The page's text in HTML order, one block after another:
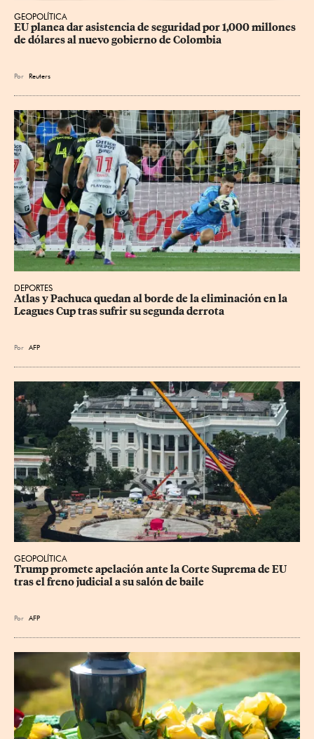
GEOPOLÍTICA
EU planea dar asistencia de seguridad por 1,000 millones
de dólares al nuevo gobierno de Colombia
Por Reuters
DEPORTES
Atlas y Pachuca quedan al borde de la eliminación en la
Leagues Cup tras sufrir su segunda derrota
Por AFP
GEOPOLÍTICA
Trump promete apelación ante la Corte Suprema de EU
tras el freno judicial a su salón de baile
Por AFP